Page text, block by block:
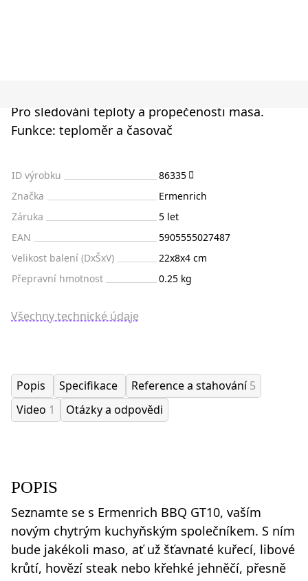
Pro sledování teploty a propečenosti masa.
Funkce: teploměr a časovač
ID výrobku
86335
Značka
Ermenrich
Záruka
5 let
EAN
5905555027487
Velikost balení (DxŠxV)
22x8x4 cm
Přepravní hmotnost
0.25 kg
Všechny technické údaje
Popis Specifikace Reference a stahování5
Video 1 Otázky a odpovědi
POPIS
Seznamte se s Ermenrich BBQ GT10, vaším
novým chytrým kuchyňským společníkem. S ním
bude jakékoli maso, ať už šťavnaté kuřecí, libové
krůtí, hovězí steak nebo křehké jehněčí, přesně